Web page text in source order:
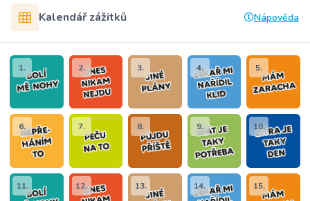
Kalendář zážitků Nápověda
1. 2. 3. 4. 5.
6. 7. 8. 9. 10.
11. 12. 13. 14. 15.